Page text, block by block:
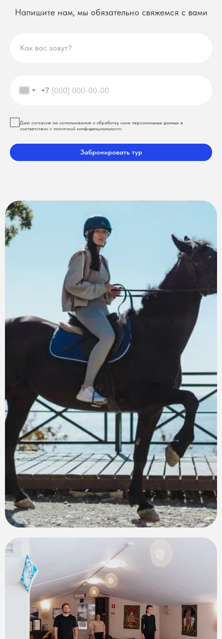
Напишите нам, мы обязательно свяжемся с вами
Как вас зовут?
+7
Даю согласие на использование и обработку моих персональных данных в
соответствии с политикой конфиденциальности
Забронировать тур